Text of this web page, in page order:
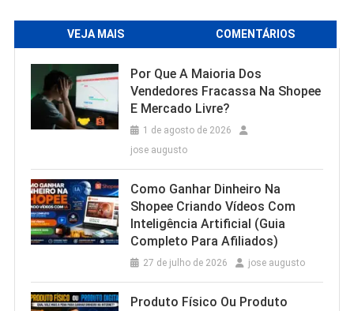
VEJA MAIS COMENTÁRIOS
Por Que A Maioria Dos
Vendedores Fracassa Na Shopee
E Mercado Livre?
1 de agosto de 2026
jose augusto
Como Ganhar Dinheiro Na
Shopee Criando Vídeos Com
Inteligência Artificial (Guia
Completo Para Afiliados)
27 de julho de 2026 jose augusto
Produto Físico Ou Produto